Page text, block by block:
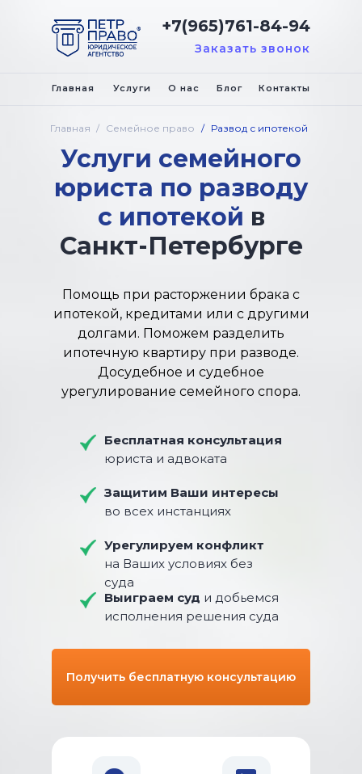
Главная /
Услуги семейного
юриста по разводу
с ипотекой в
Санкт-Петербурге
Бесплатная консультация
юриста и адвоката
Защитим Ваши интересы
во всех инстанциях
Урегулируем конфликт
на Ваших условиях без
суда
Выиграем суд и добьемся
исполнения решения суда
Получить бесплатную консультацию
Помощь при расторжении брака с
ипотекой, кредитами или с другими
долгами. Поможем разделить
ипотечную квартиру при разводе.
Досудебное и судебное
урегулирование семейного спора.
Семейное право / Развод с ипотекой
Блог
Заказать звонок
+7(965)761-84-94
Контакты
О нас
Услуги
Главная